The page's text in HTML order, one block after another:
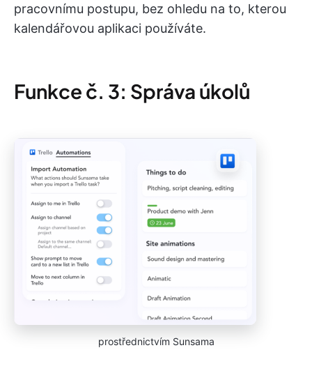
pracovnímu postupu, bez ohledu na to, kterou
kalendářovou aplikaci používáte.
Funkce č. 3: Správa úkolů
prostřednictvím Sunsama